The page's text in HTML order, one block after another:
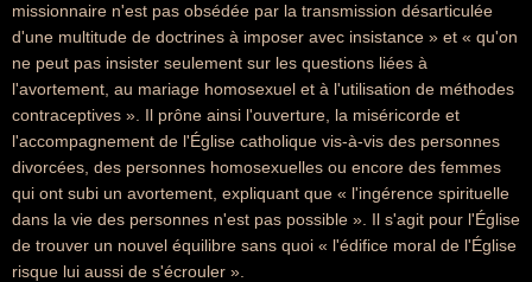
missionnaire n'est pas obsédée par la transmission désarticulée
d'une multitude de doctrines à imposer avec insistance » et « qu'on
ne peut pas insister seulement sur les questions liées à
l'avortement, au mariage homosexuel et à l'utilisation de méthodes
contraceptives ». Il prône ainsi l'ouverture, la miséricorde et
l'accompagnement de l'Église catholique vis-à-vis des personnes
divorcées, des personnes homosexuelles ou encore des femmes
qui ont subi un avortement, expliquant que « l'ingérence spirituelle
dans la vie des personnes n'est pas possible ». Il s'agit pour l'Église
de trouver un nouvel équilibre sans quoi « l'édifice moral de l'Église
risque lui aussi de s'écrouler ».